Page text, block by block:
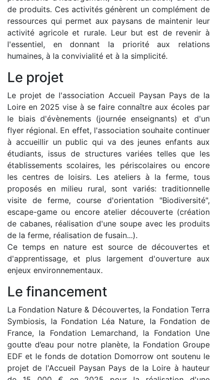
de produits. Ces activités génèrent un complément de
ressources qui permet aux paysans de maintenir leur
activité agricole et rurale. Leur but est de revenir à
l'essentiel, en donnant la priorité aux relations
humaines, à la convivialité et à la simplicité.
Le projet
Le projet de l'association Accueil Paysan Pays de la
Loire en 2025 vise à se faire connaître aux écoles par
le biais d'évènements (journée enseignants) et d'un
flyer régional. En effet, l'association souhaite continuer
à accueillir un public qui va des jeunes enfants aux
étudiants, issus de structures variées telles que les
établissements scolaires, les périscolaires ou encore
les centres de loisirs. Les ateliers à la ferme, tous
proposés en milieu rural, sont variés: traditionnelle
visite de ferme, course d'orientation "Biodiversité",
escape-game ou encore atelier découverte (création
de cabanes, réalisation d'une soupe avec les produits
de la ferme, réalisation de fusain...).
Ce temps en nature est source de découvertes et
d'apprentissage, et plus largement d'ouverture aux
enjeux environnementaux.
Le financement
La Fondation Nature & Découvertes, la Fondation Terra
Symbiosis, la Fondation Léa Nature, la Fondation de
France, la Fondation Lemarchand, la Fondation Une
goutte d’eau pour notre planète, la Fondation Groupe
EDF et le fonds de dotation Domorrow ont soutenu le
projet de l'Accueil Paysan Pays de la Loire à hauteur